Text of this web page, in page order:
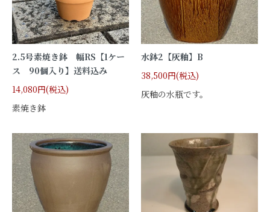
2.5号素焼き鉢 幅RS【1ケー
ス 90個入り】送料込み
14,080円(税込)
素焼き鉢
水鉢2【灰釉】B
38,500円(税込)
灰釉の水瓶です。